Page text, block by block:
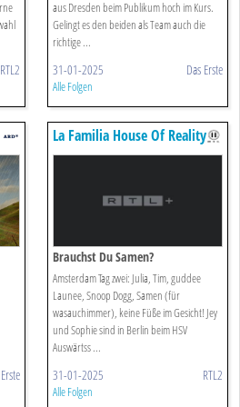
RTL2
aus Dresden beim Publikum hoch im Kurs.
Gelingt es den beiden als Team auch die
richtige ...
31-01-2025 Das Erste
Alle Folgen
La Familia House Of Reality
Brauchst Du Samen?
Amsterdam Tag zwei: Julia, Tim, guddee
Launee, Snoop Dogg, Samen (für
wasauchimmer), keine Füße im Gesicht! Jey
und Sophie sind in Berlin beim HSV
Auswärtss ...
31-01-2025 RTL2
Alle Folgen